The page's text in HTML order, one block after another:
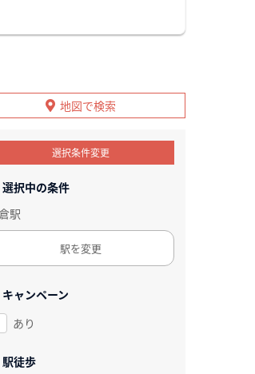
地図で検索
選択条件変更
選択中の条件
駅
駅を変更
キャンペーン
あり
駅徒歩